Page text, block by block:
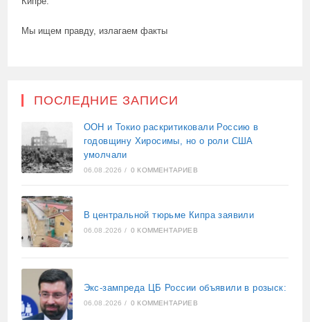
Мы ищем правду, излагаем факты
ПОСЛЕДНИЕ ЗАПИСИ
ООН и Токио раскритиковали Россию в
годовщину Хиросимы, но о роли США
умолчали
06.08.2026 / 0 КОММЕНТАРИЕВ
В центральной тюрьме Кипра заявили
06.08.2026 / 0 КОММЕНТАРИЕВ
Экс-зампреда ЦБ России объявили в розыск:
06.08.2026 / 0 КОММЕНТАРИЕВ